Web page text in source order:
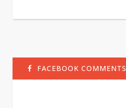
FACEBOOK COMMENTS